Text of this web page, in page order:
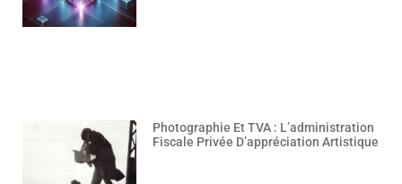
Photographie Et TVA : L’administration
Fiscale Privée D’appréciation Artistique